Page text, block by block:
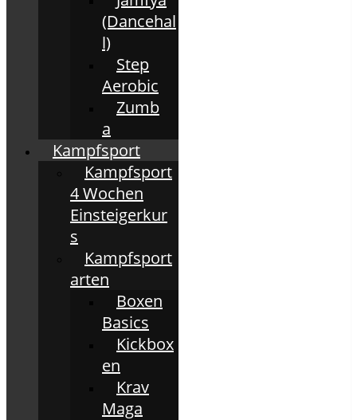
(Dancehal
l)
Step
Aerobic
Zumb
a
Kampfsport
Kampfsport
4 Wochen
Einsteigerkur
s
Kampfsport
arten
Boxen
Basics
Kickbox
en
Krav
Maga